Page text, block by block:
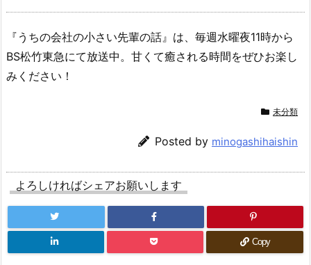
『うちの会社の小さい先輩の話』は、毎週水曜夜11時から
BS松竹東急にて放送中。甘くて癒される時間をぜひお楽し
みください！
未分類
Posted by minogashihaishin
よろしければシェアお願いします
Copy